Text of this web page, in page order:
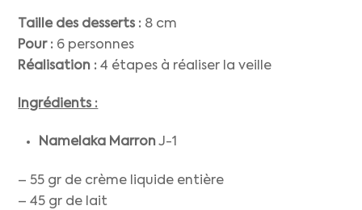
Taille des desserts : 8 cm
Pour : 6 personnes
Réalisation : 4 étapes à réaliser la veille
Ingrédients :
Namelaka MarronJ-1
– 55 gr de crème liquide entière
– 45 gr de lait